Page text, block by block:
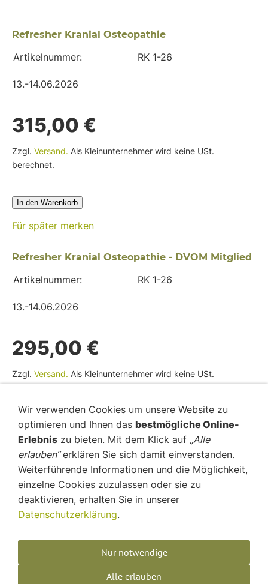
Refresher Kranial Osteopathie
Artikelnummer: RK 1-26
13.-14.06.2026
315,00 €
Zzgl. Versand. Als Kleinunternehmer wird keine USt.
berechnet.
In den Warenkorb
Für später merken
Refresher Kranial Osteopathie - DVOM Mitglied
Artikelnummer: RK 1-26
13.-14.06.2026
295,00 €
Zzgl. Versand. Als Kleinunternehmer wird keine USt.
berechnet.
In den Warenkorb
Für später merken
Datenschutz
Wir verwenden Cookies um unsere Website zu
optimieren und Ihnen das bestmögliche Online-
Erlebnis zu bieten. Mit dem Klick auf „Alle
erlauben“erklären Sie sich damit einverstanden.
Weiterführende Informationen und die Möglichkeit,
einzelne Cookies zuzulassen oder sie zu
deaktivieren, erhalten Sie in unserer
Datenschutzerklärung.
Nur notwendige
Alle erlauben